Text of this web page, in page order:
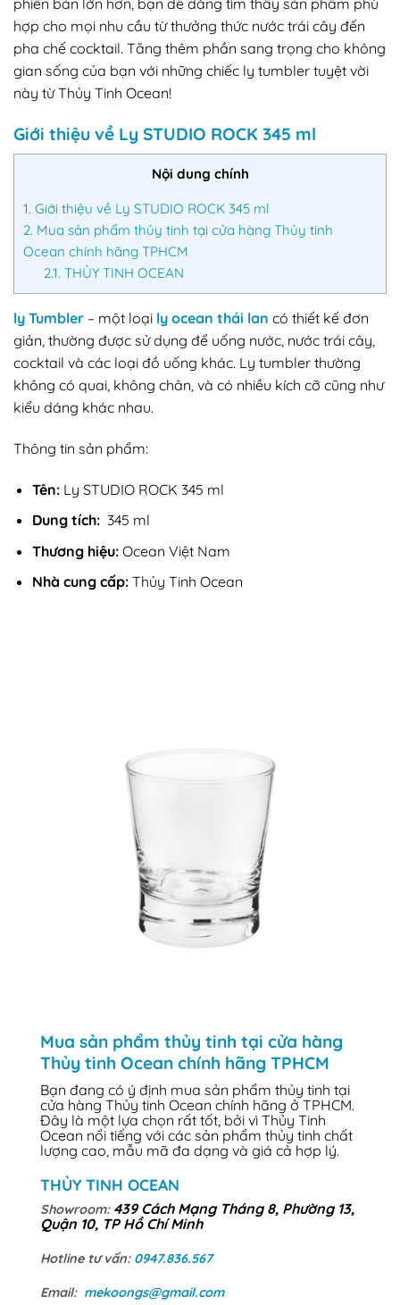
phiên bản lớn hơn, bạn dễ dàng tìm thấy sản phẩm phù
hợp cho mọi nhu cầu từ thưởng thức nước trái cây đến
pha chế cocktail. Tăng thêm phần sang trọng cho không
gian sống của bạn với những chiếc ly tumbler tuyệt vời
này từ Thủy Tinh Ocean!
Giới thiệu về Ly STUDIO ROCK 345 ml
Nội dung chính
1. Giới thiệu về Ly STUDIO ROCK 345 ml
2. Mua sản phẩm thủy tinh tại cửa hàng Thủy tinh
Ocean chính hãng TPHCM
2.1. THỦY TINH OCEAN
ly Tumbler – một loại ly ocean thái lan có thiết kế đơn
giản, thường được sử dụng để uống nước, nước trái cây,
cocktail và các loại đồ uống khác. Ly tumbler thường
không có quai, không chân, và có nhiều kích cỡ cũng như
kiểu dáng khác nhau.
Thông tin sản phẩm:
Tên:Ly STUDIO ROCK 345 ml
Dung tích: 345 ml
Thương hiệu:Ocean Việt Nam
Nhà cung cấp:Thủy Tinh Ocean
Mua sản phẩm thủy tinh tại cửa hàng
Thủy tinh Ocean chính hãng TPHCM
Bạn đang có ý định mua sản phẩm thủy tinh tại
cửa hàng Thủy tinh Ocean chính hãng ở TPHCM.
Đây là một lựa chọn rất tốt, bởi vì Thủy Tinh
Ocean nổi tiếng với các sản phẩm thủy tinh chất
lượng cao, mẫu mã đa dạng và giá cả hợp lý.
THỦY TINH OCEAN
Showroom: 439 Cách Mạng Tháng 8, Phường 13,
Quận 10, TP Hồ Chí Minh
Hotline tư vấn: 0947.836.567
Email: mekoongs@gmail.com